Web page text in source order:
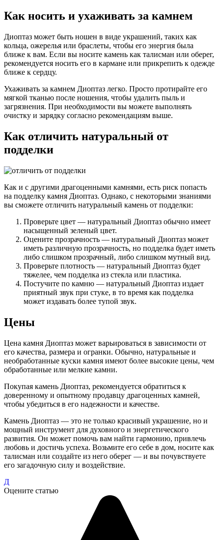
Как носить и ухаживать за камнем
Диоптаз может быть ношен в виде украшений, таких как
кольца, ожерелья или браслеты, чтобы его энергия была
ближе к вам. Если вы носите камень как талисман или оберег,
рекомендуется носить его в кармане или прикрепить к одежде
ближе к сердцу.
Ухаживать за камнем Диоптаз легко. Просто протирайте его
мягкой тканью после ношения, чтобы удалить пыль и
загрязнения. При необходимости вы можете выполнять
очистку и зарядку согласно рекомендациям выше.
Как отличить натуральный от
подделки
Как и с другими драгоценными камнями, есть риск попасть
на подделку камня Диоптаз. Однако, с некоторыми знаниями
вы сможете отличить натуральный камень от подделки:
Проверьте цвет — натуральный Диоптаз обычно имеет
насыщенный зеленый цвет.
Оцените прозрачность — натуральный Диоптаз может
иметь различную прозрачность, но подделка будет иметь
либо слишком прозрачный, либо слишком мутный вид.
Проверьте плотность — натуральный Диоптаз будет
тяжелее, чем подделка из стекла или пластика.
Постучите по камню — натуральный Диоптаз издает
приятный звук при стуке, в то время как подделка
может издавать более тупой звук.
Цены
Цена камня Диоптаз может варьироваться в зависимости от
его качества, размера и огранки. Обычно, натуральные и
необработанные куски камня имеют более высокие цены, чем
обработанные или мелкие камни.
Покупая камень Диоптаз, рекомендуется обратиться к
доверенному и опытному продавцу драгоценных камней,
чтобы убедиться в его надежности и качестве.
Камень Диоптаз — это не только красивый украшение, но и
мощный инструмент для духовного и энергетического
развития. Он может помочь вам найти гармонию, привлечь
любовь и достичь успеха. Возьмите его себе в дом, носите как
талисман или создайте из него оберег — и вы почувствуете
его загадочную силу и воздействие.
Д
Оцените статью